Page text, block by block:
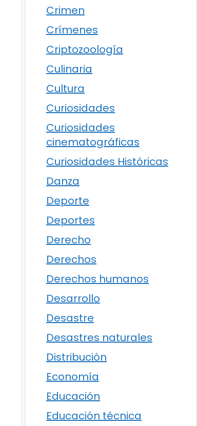
Crimen
Crímenes
Criptozoología
Culinaria
Cultura
Curiosidades
Curiosidades
cinematográficas
Curiosidades Históricas
Danza
Deporte
Deportes
Derecho
Derechos
Derechos humanos
Desarrollo
Desastre
Desastres naturales
Distribución
Economía
Educación
Educación técnica